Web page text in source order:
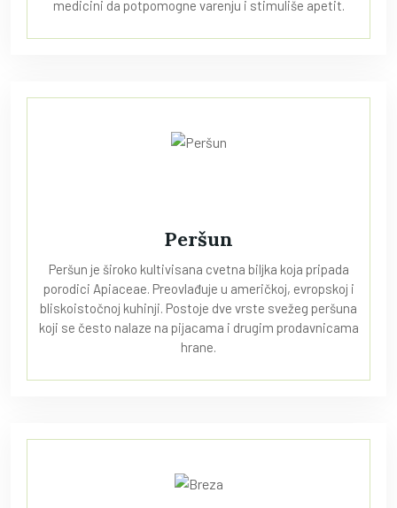
medicini da potpomogne varenju i stimuliše apetit.
Peršun
Peršun je široko kultivisana cvetna biljka koja pripada
porodici Apiaceae. Preovlađuje u američkoj, evropskoj i
bliskoistočnoj kuhinji. Postoje dve vrste svežeg peršuna
koji se često nalaze na pijacama i drugim prodavnicama
hrane.